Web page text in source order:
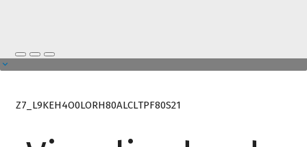
Z7_L9KEH4O0LORH80ALCLTPF80S21